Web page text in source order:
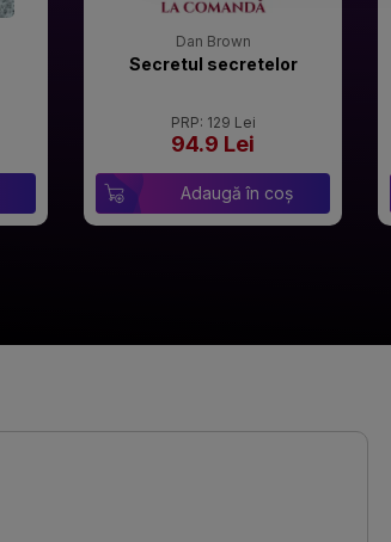
Dan Brown
Secretul secretelor
PRP: 129 Lei
94.9 Lei
Adaugă în coș